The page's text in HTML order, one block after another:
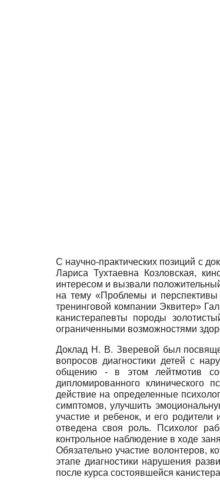
С научно-практических позиций с
Лариса Тухтаевна Козловская,
интересом и вызвали
на тему «Проблемы и перспективы
тренинговой компании Эквитер»
канистерапевты породы
ограниченными возможностями
Доклад Н. В. Зверевой был
вопросов диагностики детей с
общению - в этом лейтмотив
дипломированного клинического
действие на определенные
симптомов, улучшить
участие и ребенок, и его родители
отведена своя роль. Психолог
контрольное наблюдение в ходе
Обязательно участие волонтеров,
этапе диагностики нарушения
после курса состоявшейся